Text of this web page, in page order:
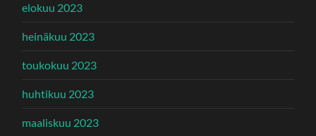
elokuu 2023
heinäkuu 2023
toukokuu 2023
huhtikuu 2023
maaliskuu 2023